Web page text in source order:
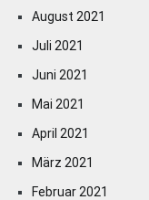
August 2021
Juli 2021
Juni 2021
Mai 2021
April 2021
März 2021
Februar 2021